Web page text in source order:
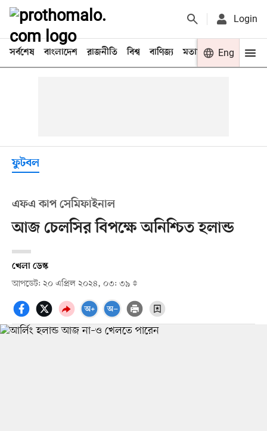
Login
সর্বশেষ বাংলাদেশ রাজনীতি বিশ্ব বাণিজ্য মতামত খেলা
Eng
ফুটবল
এফএ কাপ সেমিফাইনাল
আজ চেলসির বিপক্ষে অনিশ্চিত হলান্ড
খেলা ডেস্ক
আপডেট: ২০ এপ্রিল ২০২৪, ০৩: ৩৯